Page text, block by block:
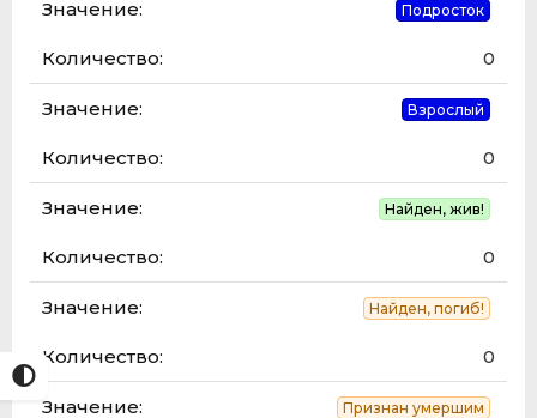
Подросток
0
Взрослый
0
Найден, жив!
0
Найден, погиб!
0
Признан умершим